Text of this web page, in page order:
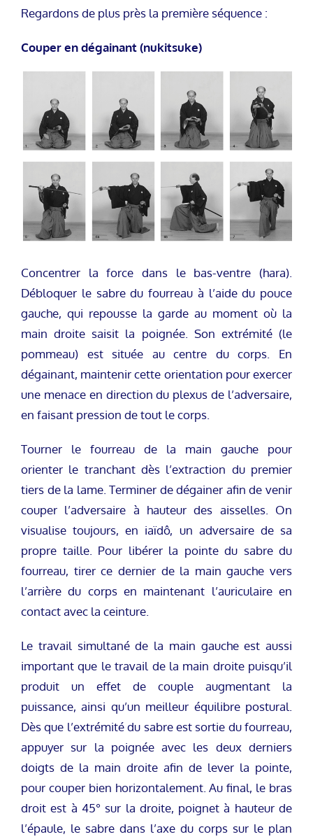
Regardons de plus près la première séquence :
Couper en dégainant (nukitsuke)
Concentrer la force dans le bas-ventre (hara).
Débloquer le sabre du fourreau à l’aide du pouce
gauche, qui repousse la garde au moment où la
main droite saisit la poignée. Son extrémité (le
pommeau) est située au centre du corps. En
dégainant, maintenir cette orientation pour exercer
une menace en direction du plexus de l’adversaire,
en faisant pression de tout le corps.
Tourner le fourreau de la main gauche pour
orienter le tranchant dès l’extraction du premier
tiers de la lame. Terminer de dégainer afin de venir
couper l’adversaire à hauteur des aisselles. On
visualise toujours, en iaïdô, un adversaire de sa
propre taille. Pour libérer la pointe du sabre du
fourreau, tirer ce dernier de la main gauche vers
l’arrière du corps en maintenant l’auriculaire en
contact avec la ceinture.
Le travail simultané de la main gauche est aussi
important que le travail de la main droite puisqu’il
produit un effet de couple augmentant la
puissance, ainsi qu’un meilleur équilibre postural.
Dès que l’extrémité du sabre est sortie du fourreau,
appuyer sur la poignée avec les deux derniers
doigts de la main droite afin de lever la pointe,
pour couper bien horizontalement. Au final, le bras
droit est à 45° sur la droite, poignet à hauteur de
l’épaule, le sabre dans l’axe du corps sur le plan